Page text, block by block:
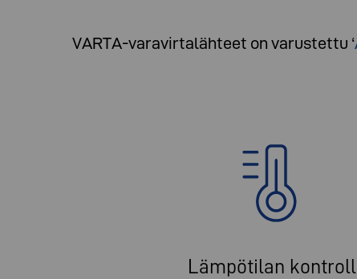
VARTA-varavirtalähteet on varustettu ‘
Lämpötilan